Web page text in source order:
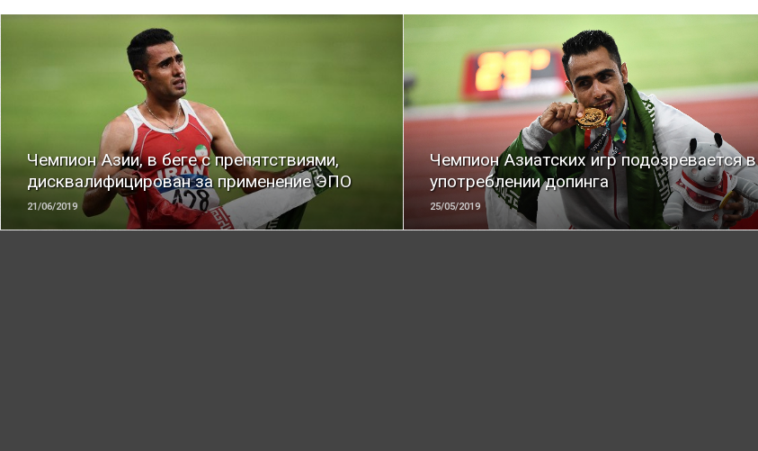
Чемпион Азии, в беге с препятствиями,
дисквалифицирован за применение ЭПО
21/06/2019
ЧИТАТЬ
Чемпион Азиатских игр подозревается в
употреблении допинга
25/05/2019
ЧИТАТЬ